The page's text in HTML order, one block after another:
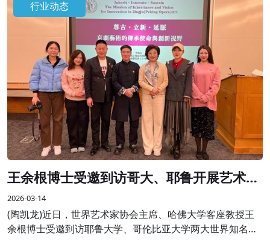
一场跨越边界的艺术盛宴。
行业动态
王余根博士受邀到访哥大、耶鲁开展艺术学
术交流
2026-03-14
(陶凯龙)近日，世界艺术家协会主席、哈佛大学客座教授王
余根博士受邀到访耶鲁大学、哥伦比亚大学两大世界知名高